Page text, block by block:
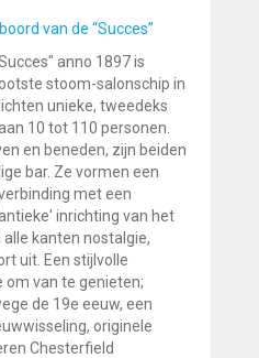
van de “Succes”
anno 1897 is
stoom-salonschip in
unieke, tweedeks
10 tot 110 personen.
en beneden, zijn beiden
bar. Ze vormen een
met een
inrichting van het
kanten nostalgie,
uit. Een stijlvolle
om van te genieten;
de 19e eeuw, een
originele
Chesterfield